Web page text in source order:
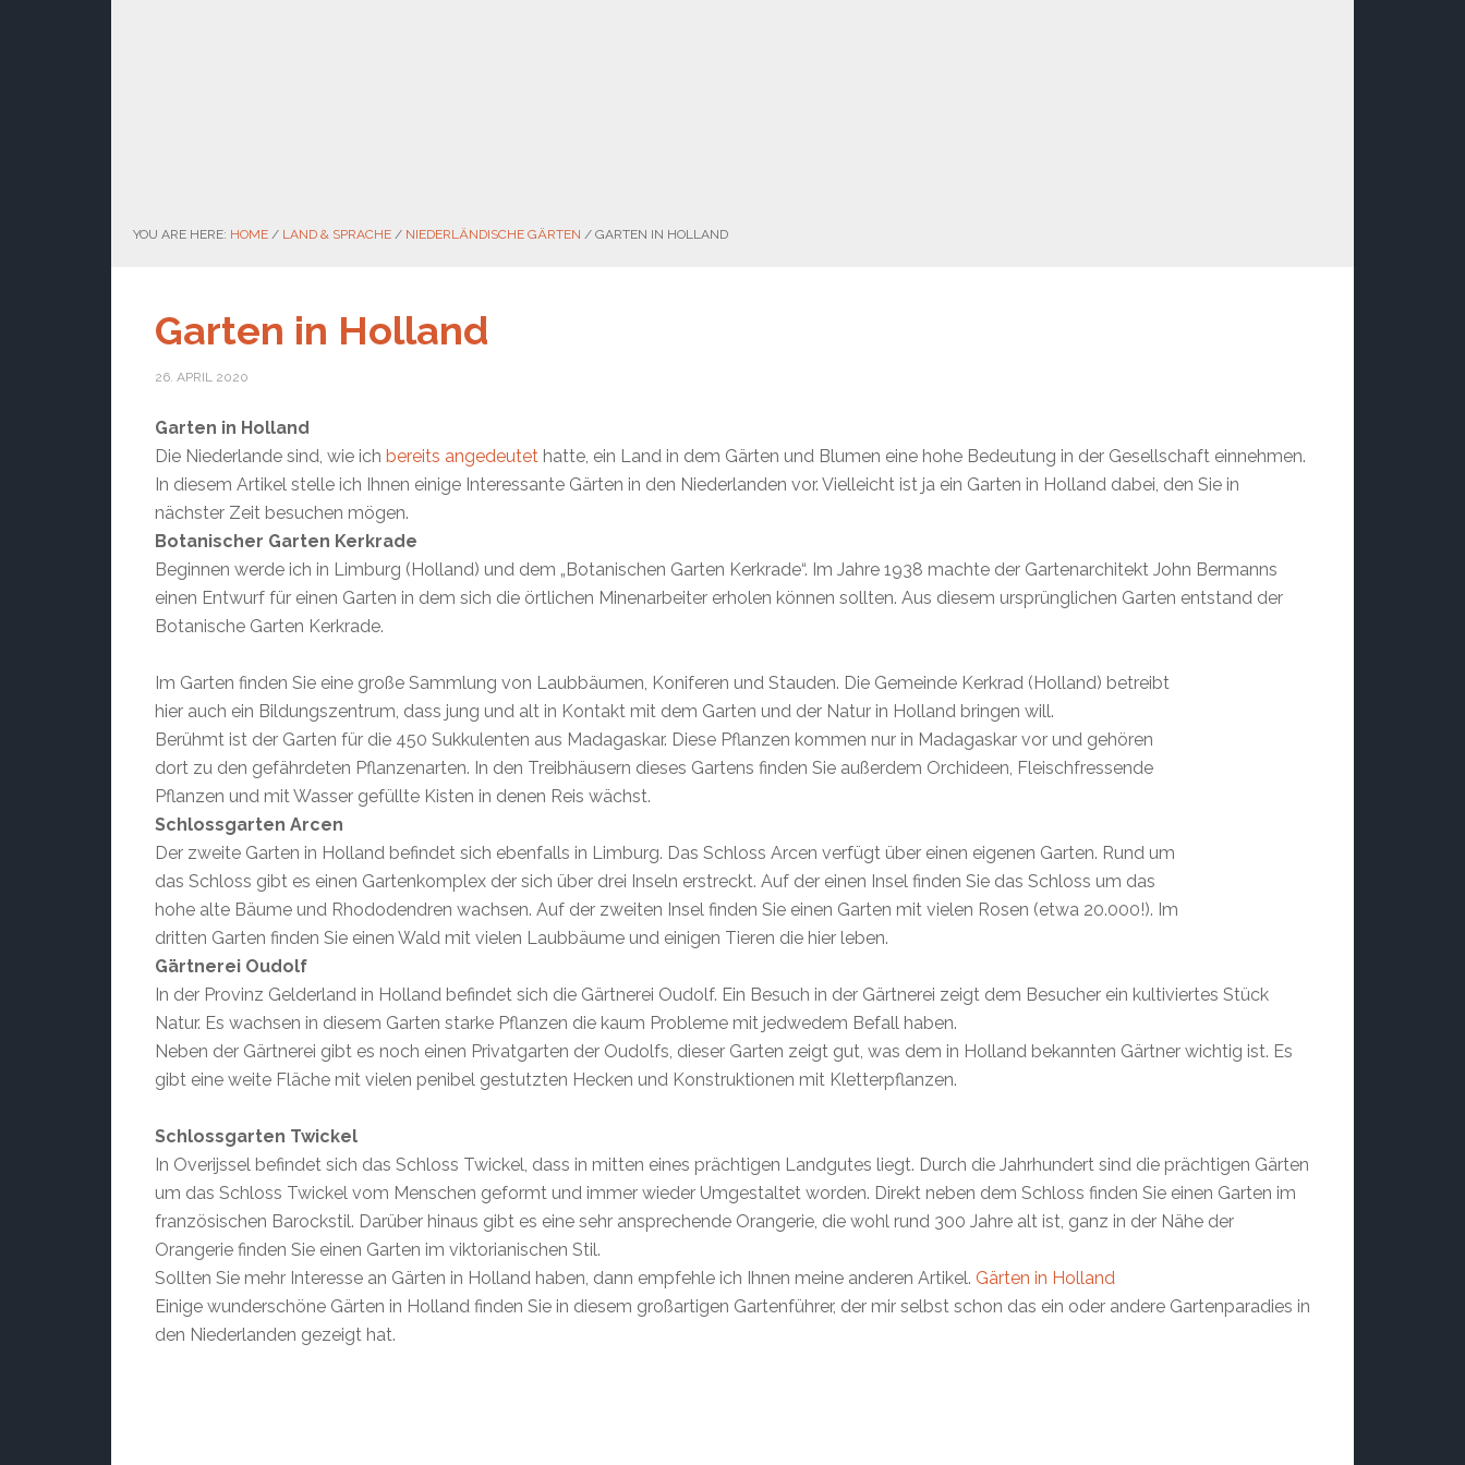
YOU ARE HERE: HOME / LAND & SPRACHE / NIEDERLÄNDISCHE GÄRTEN / GARTEN IN HOLLAND
Garten in Holland
26. APRIL 2020
Garten in Holland
Die Niederlande sind, wie ich bereits angedeutet hatte, ein Land in dem Gärten und Blumen eine hohe Bedeutung in der Gesellschaft einnehmen.
In diesem Artikel stelle ich Ihnen einige Interessante Gärten in den Niederlanden vor. Vielleicht ist ja ein Garten in Holland dabei, den Sie in
nächster Zeit besuchen mögen.
Botanischer Garten Kerkrade
Beginnen werde ich in Limburg (Holland) und dem „Botanischen Garten Kerkrade“. Im Jahre 1938 machte der Gartenarchitekt John Bermanns
einen Entwurf für einen Garten in dem sich die örtlichen Minenarbeiter erholen können sollten. Aus diesem ursprünglichen Garten entstand der
Botanische Garten Kerkrade.
Im Garten finden Sie eine große Sammlung von Laubbäumen, Koniferen und Stauden. Die Gemeinde Kerkrad (Holland) betreibt
hier auch ein Bildungszentrum, dass jung und alt in Kontakt mit dem Garten und der Natur in Holland bringen will.
Berühmt ist der Garten für die 450 Sukkulenten aus Madagaskar. Diese Pflanzen kommen nur in Madagaskar vor und gehören
dort zu den gefährdeten Pflanzenarten. In den Treibhäusern dieses Gartens finden Sie außerdem Orchideen, Fleischfressende
Pflanzen und mit Wasser gefüllte Kisten in denen Reis wächst.
Schlossgarten Arcen
Der zweite Garten in Holland befindet sich ebenfalls in Limburg. Das Schloss Arcen verfügt über einen eigenen Garten. Rund um
das Schloss gibt es einen Gartenkomplex der sich über drei Inseln erstreckt. Auf der einen Insel finden Sie das Schloss um das
hohe alte Bäume und Rhododendren wachsen. Auf der zweiten Insel finden Sie einen Garten mit vielen Rosen (etwa 20.000!). Im
dritten Garten finden Sie einen Wald mit vielen Laubbäume und einigen Tieren die hier leben.
Gärtnerei Oudolf
In der Provinz Gelderland in Holland befindet sich die Gärtnerei Oudolf. Ein Besuch in der Gärtnerei zeigt dem Besucher ein kultiviertes Stück
Natur. Es wachsen in diesem Garten starke Pflanzen die kaum Probleme mit jedwedem Befall haben.
Neben der Gärtnerei gibt es noch einen Privatgarten der Oudolfs, dieser Garten zeigt gut, was dem in Holland bekannten Gärtner wichtig ist. Es
gibt eine weite Fläche mit vielen penibel gestutzten Hecken und Konstruktionen mit Kletterpflanzen.
Schlossgarten Twickel
In Overijssel befindet sich das Schloss Twickel, dass in mitten eines prächtigen Landgutes liegt. Durch die Jahrhundert sind die prächtigen Gärten
um das Schloss Twickel vom Menschen geformt und immer wieder Umgestaltet worden. Direkt neben dem Schloss finden Sie einen Garten im
französischen Barockstil. Darüber hinaus gibt es eine sehr ansprechende Orangerie, die wohl rund 300 Jahre alt ist, ganz in der Nähe der
Orangerie finden Sie einen Garten im viktorianischen Stil.
Sollten Sie mehr Interesse an Gärten in Holland haben, dann empfehle ich Ihnen meine anderen Artikel. Gärten in Holland
Einige wunderschöne Gärten in Holland finden Sie in diesem großartigen Gartenführer, der mir selbst schon das ein oder andere Gartenparadies in
den Niederlanden gezeigt hat.